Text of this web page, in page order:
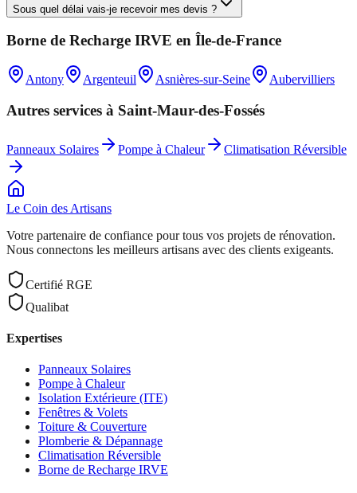
Sous quel délai vais-je recevoir mes devis ?
Borne de Recharge IRVE en Île-de-France
Antony Argenteuil Asnières-sur-Seine Aubervilliers
Autres services à Saint-Maur-des-Fossés
Panneaux Solaires Pompe à Chaleur Climatisation Réversible
Le Coin des Artisans
Votre partenaire de confiance pour tous vos projets de rénovation.
Nous connectons les meilleurs artisans avec des clients exigeants.
Certifié RGE
Qualibat
Expertises
Panneaux Solaires
Pompe à Chaleur
Isolation Extérieure (ITE)
Fenêtres & Volets
Toiture & Couverture
Plomberie & Dépannage
Climatisation Réversible
Borne de Recharge IRVE